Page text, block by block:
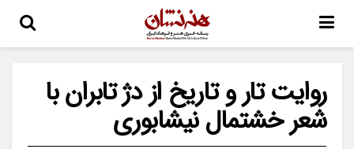
روایت تار و تاریخ از دژ تابران با
شعر خشتمال نیشابوری